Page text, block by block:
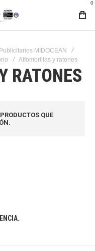
0
MIDOCEAN
Alfombrillas y ratones
RATONES
QUE